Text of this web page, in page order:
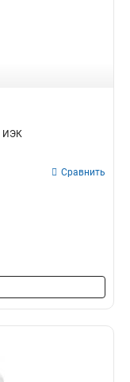
ИЭК
Сравнить